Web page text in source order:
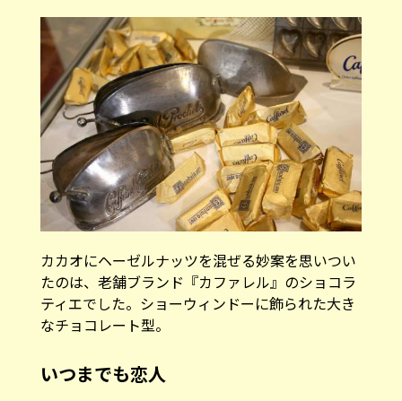
カカオにヘーゼルナッツを混ぜる妙案を思いつい
たのは、老舗ブランド『カファレル』のショコラ
ティエでした。ショーウィンドーに飾られた大き
なチョコレート型。
いつまでも恋人